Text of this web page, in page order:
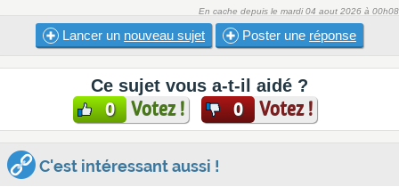
En cache depuis le mardi 04 aout 2026 à 00h08
Lancer un nouveau sujet Poster une réponse
Ce sujet vous a-t-il aidé ?
0 Votez ! 0 Votez !
C'est intéressant aussi !